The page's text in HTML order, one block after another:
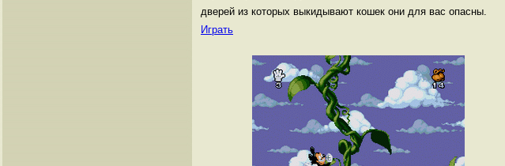
дверей из которых выкидывают кошек они для вас опасны.
Играть